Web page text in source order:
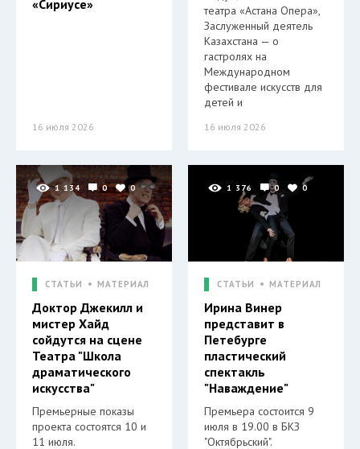
«Сириусе»
16 июля 2026
театра «Астана Опера»,
Заслуженный деятель
Казахстана — о
гастролях на
Международном
фестивале искусств для
детей и
16 июля 2026
1 134 0 0
СТАТЬИ МАТЕРИАЛ
Доктор Джекилл и
мистер Хайд
сойдутся на сцене
Театра "Школа
драматического
искусства"
Премьерные показы
проекта состоятся 10 и
11 июля.
1 376 0 0
СТАТЬИ МАТЕРИАЛ
Ирина Винер
представит в
Петебурге
пластический
спектакль
"Наваждение"
Премьера состоится 9
июля в 19.00 в БКЗ
"Октябрьский".